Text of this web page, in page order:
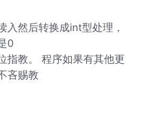
入然后转换成int型处理，
0
指教。 程序如果有其他更
吝赐教